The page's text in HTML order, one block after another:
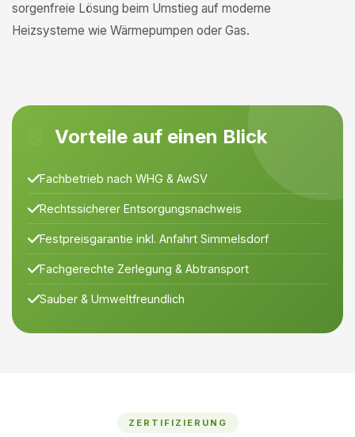
sorgenfreie Lösung beim Umstieg auf moderne
Heizsysteme wie Wärmepumpen oder Gas.
Vorteile auf einen Blick
Fachbetrieb nach WHG & AwSV
Rechtssicherer Entsorgungsnachweis
Festpreisgarantie inkl. Anfahrt Simmelsdorf
Fachgerechte Zerlegung & Abtransport
Sauber & Umweltfreundlich
ZERTIFIZIERUNG